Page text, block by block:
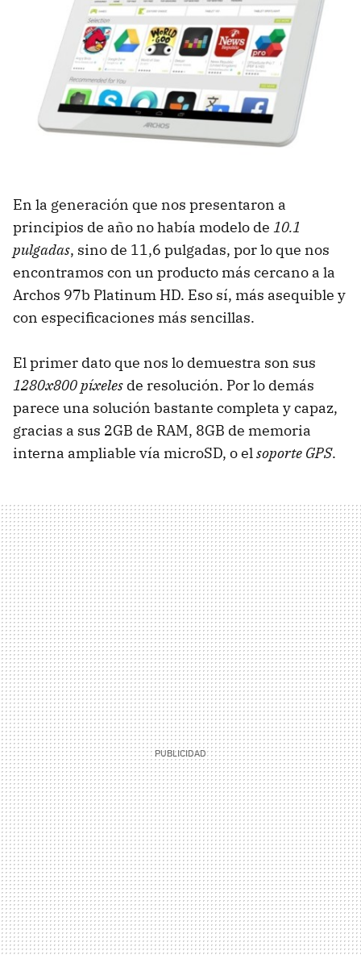
En la generación que nos presentaron a
principios de año no había modelo de 10.1
pulgadas, sino de 11,6 pulgadas, por lo que nos
encontramos con un producto más cercano a la
Archos 97b Platinum HD. Eso sí, más asequible y
con especificaciones más sencillas.
El primer dato que nos lo demuestra son sus
1280x800 píxeles de resolución. Por lo demás
parece una solución bastante completa y capaz,
gracias a sus 2GB de RAM, 8GB de memoria
interna ampliable vía microSD, o elsoporte GPS.